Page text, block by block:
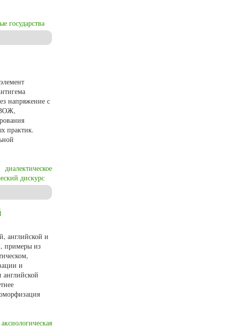
государства
напряжение с
ЗОЖ,
практик.
диалектическое
дискурс
английской и
примеры из
и
английской
аксиологическая